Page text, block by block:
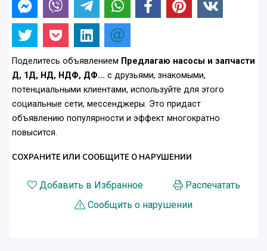
Поделитесь объявлением Предлагаю насосы и запчасти
Д, 1Д, НД, НДФ, ДФ... с друзьями, знакомыми,
потенциальными клиентами, используйте для этого
социальные сети, мессенджеры. Это придаст
объявлению популярности и эффект многократно
повысится.
СОХРАНИТЕ ИЛИ СООБЩИТЕ О НАРУШЕНИИ
Добавить в Избранное
Распечатать
Сообщить о нарушении